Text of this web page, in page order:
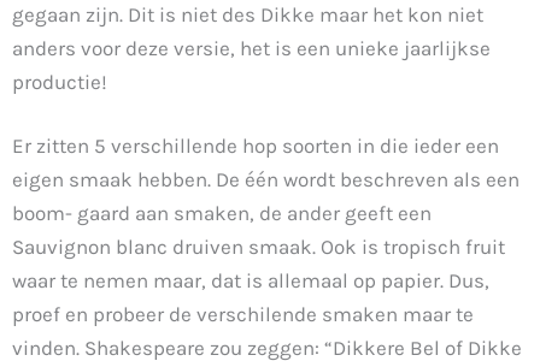
gegaan zijn. Dit is niet des Dikke maar het kon niet
anders voor deze versie, het is een unieke jaarlijkse
productie!
Er zitten 5 verschillende hop soorten in die ieder een
eigen smaak hebben. De één wordt beschreven als een
boom- gaard aan smaken, de ander geeft een
Sauvignon blanc druiven smaak. Ook is tropisch fruit
waar te nemen maar, dat is allemaal op papier. Dus,
proef en probeer de verschilende smaken maar te
vinden. Shakespeare zou zeggen: “Dikkere Bel of Dikke